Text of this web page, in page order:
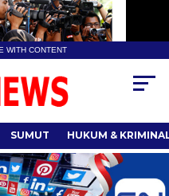
WITH CONTENT
SUMUT HUKUM &